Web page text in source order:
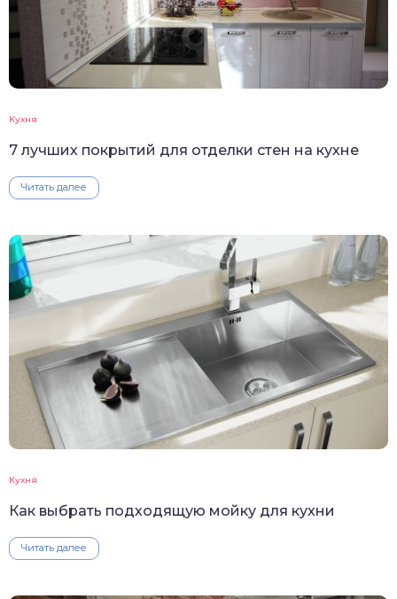
Кухня
7 лучших покрытий для отделки стен на кухне
Читать далее
Кухня
Как выбрать подходящую мойку для кухни
Читать далее